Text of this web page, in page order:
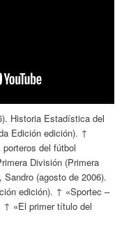
Historia Estadística del
Edición edición). ↑
del fútbol
División (Primera
(agosto de 2006).
edición). ↑ «Sportec –
↑ «El primer título del